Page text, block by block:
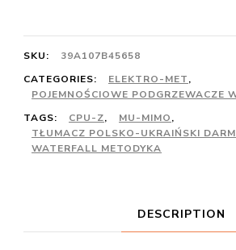
SKU:
39A107B45658
CATEGORIES:
ELEKTRO-MET,
POJEMNOŚCIOWE PODGRZEWACZE
TAGS:
CPU-Z, MU-MIMO,
TŁUMACZ POLSKO-UKRAIŃSKI
WATERFALL METODYKA
DESCRIPTION